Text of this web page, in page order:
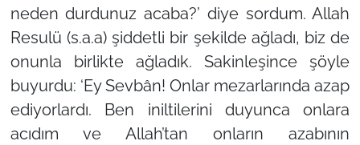
neden durdunuz acaba?’ diye sordum. Allah
Resulü (s.a.a) şiddetli bir şekilde ağladı, biz de
onunla birlikte ağladık. Sakinleşince şöyle
buyurdu: ‘Ey Sevbân! Onlar mezarlarında azap
ediyorlardı. Ben iniltilerini duyunca onlara
acıdım ve Allah’tan onların azabının